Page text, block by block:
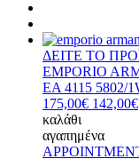
ΔΕΙΤΕ ΤΟ
EMPORIO
EA 4115 5802/
175,00€ 142,00€
καλάθι
αγαπημένα